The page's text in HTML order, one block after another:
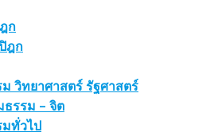
ก
ฎก
ม วิทยาศาสตร์ รัฐศาสตร์
ธรรม – จิต
มทั่วไป